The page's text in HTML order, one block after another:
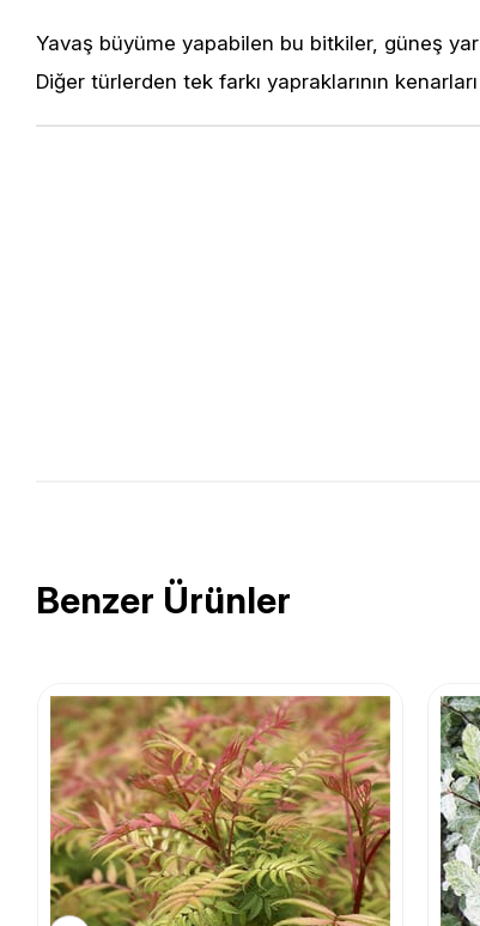
Yavaş büyüme yapabilen bu bitkiler, güneş
Diğer türlerden tek farkı yapraklarının
Benzer Ürünler